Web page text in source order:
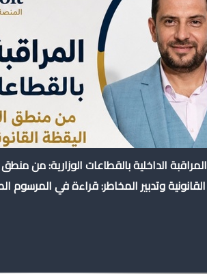
المراقبة الداخلية بالقطاعات الوزارية: من
القانونية وتدبير المخاطر: قراءة في المرسوم الصادر بتاريخ